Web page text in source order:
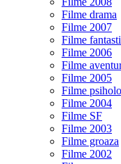
Filme drama
Filme 2007
Filme
Filme 2006
Filme
Filme 2005
Filme
Filme 2004
Filme SF
Filme 2003
Filme groaza
Filme 2002